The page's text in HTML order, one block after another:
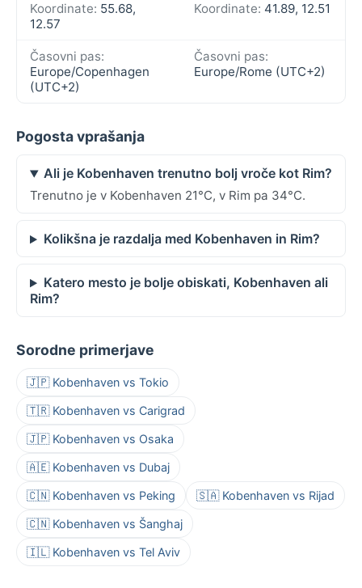
Koordinate: 55.68,
12.57
Koordinate: 41.89, 12.51
Časovni pas:
Europe/Copenhagen
(UTC+2)
Časovni pas:
Europe/Rome (UTC+2)
Pogosta vprašanja
Ali je Kobenhaven trenutno bolj vroče kot Rim?
Trenutno je v Kobenhaven 21°C, v Rim pa 34°C.
Kolikšna je razdalja med Kobenhaven in Rim?
Katero mesto je bolje obiskati, Kobenhaven ali
Rim?
Sorodne primerjave
🇯🇵 Kobenhaven vs Tokio
🇹🇷 Kobenhaven vs Carigrad
🇯🇵 Kobenhaven vs Osaka
🇦🇪 Kobenhaven vs Dubaj
🇨🇳 Kobenhaven vs Peking 🇸🇦 Kobenhaven vs Rijad
🇨🇳 Kobenhaven vs Šanghaj
🇮🇱 Kobenhaven vs Tel Aviv